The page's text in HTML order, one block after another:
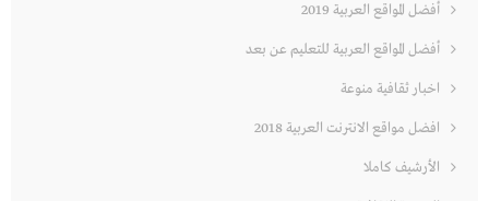
أفضل المواقع العربية 2019
أفضل المواقع العربية للتعليم عن بعد
اخبار ثقافية منوعة
افضل مواقع الانترنت العربية 2018
الأرشيف كاملا